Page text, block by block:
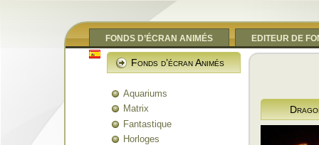
FONDS D’ÉCRAN ANIMÉS EDITEUR DE
Fonds d’écran Animés
Aquariums
Matrix
Fantastique
Horloges